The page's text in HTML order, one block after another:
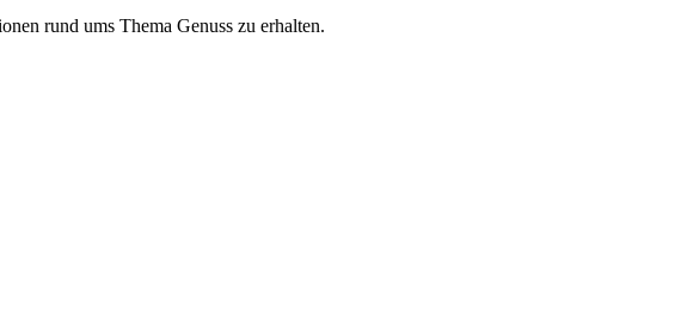
rund ums Thema Genuss zu erhalten.